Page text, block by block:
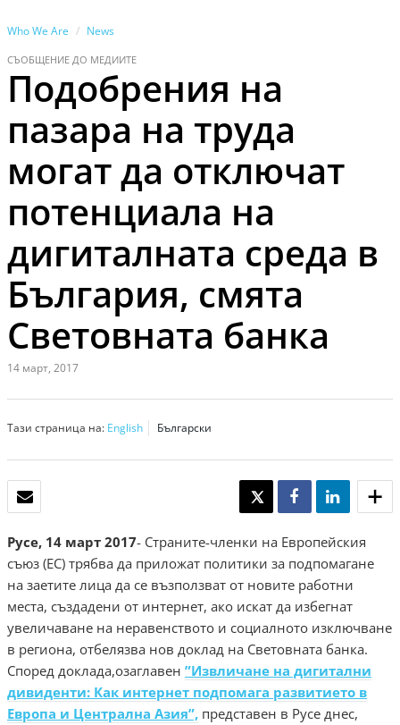
Who We Are News
СЪОБЩЕНИЕ ДО МЕДИИТЕ
Подобрения на
пазара на труда
могат да отключат
потенциала на
дигиталната среда в
България, смята
Световната банка
14 март, 2017
Тази страница на: English Български
TWEET SHARE SHARE
Русе, 14 март 2017- Страните-членки на Европейския
съюз (ЕС) трябва да приложат политики за подпомагане
на заетите лица да се възползват от новите работни
места, създадени от интернет, ако искат да избегнат
увеличаване на неравенството и социалното изключване
в региона, отбелязва нов доклад на Световната банка.
Според доклада,озаглавен ”Извличане на дигитални
дивиденти: Как интернет подпомага развитието в
Европа и Централна Азия”, представен в Русе днес,